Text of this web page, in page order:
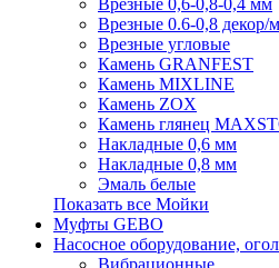
Врезные 0.6-0,8 декор/
Врезные угловые
Камень GRANFEST
Камень MIXLINE
Камень ZOX
Камень глянец
Накладные 0,6 мм
Накладные 0,8 мм
Эмаль белые
Показать все Мойки
Муфты GEBO
Насосное оборудование,
Вибрационные